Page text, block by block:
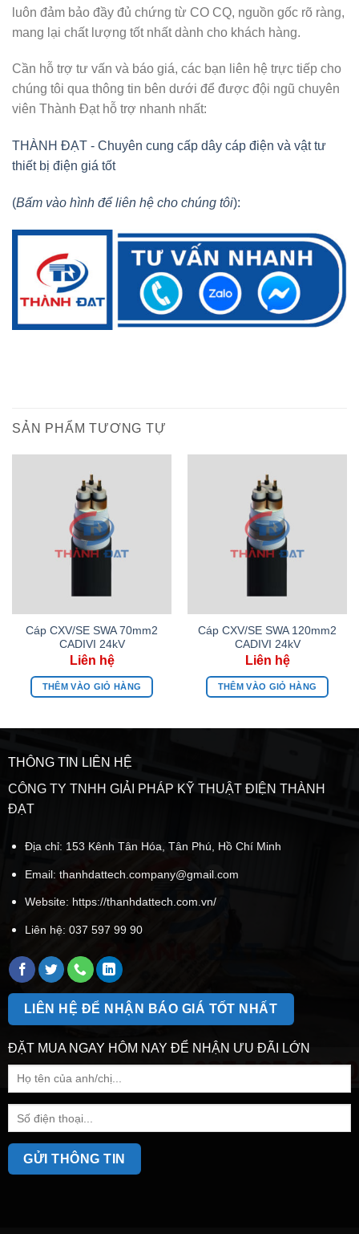
luôn đảm bảo đầy đủ chứng từ CO CQ, nguồn gốc rõ ràng,
mang lại chất lượng tốt nhất dành cho khách hàng.
Cần hỗ trợ tư vấn và báo giá, các bạn liên hệ trực tiếp cho
chúng tôi qua thông tin bên dưới để được đội ngũ chuyên
viên Thành Đạt hỗ trợ nhanh nhất:
THÀNH ĐẠT - Chuyên cung cấp dây cáp điện và vật tư
thiết bị điện giá tốt
(Bấm vào hình để liên hệ cho chúng tôi):
SẢN PHẨM TƯƠNG TỰ
Cáp CXV/SE SWA 70mm2
CADIVI 24kV
THÊM VÀO GIỎ HÀNG
Cáp CXV/SE SWA 120mm2
CADIVI 24kV
THÊM VÀO GIỎ HÀNG
THÔNG TIN LIÊN HỆ
CÔNG TY TNHH GIẢI PHÁP KỸ THUẬT ĐIỆN THÀNH
ĐẠT
Địa chỉ: 153 Kênh Tân Hóa, Tân Phú, Hồ Chí Minh
Email: thanhdattech.company@gmail.com
Website: https://thanhdattech.com.vn/
Liên hệ: 037 597 99 90
LIÊN HỆ ĐỂ NHẬN BÁO GIÁ TỐT NHẤT
ĐẶT MUA NGAY HÔM NAY ĐỂ NHẬN ƯU ĐÃI LỚN